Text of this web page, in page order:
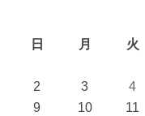
日
月 火
2
3 4
9
10 11